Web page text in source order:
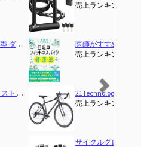
転車・フィットネスバイク健康法
ラック 700×28c シマノ14段変速ギヤ ドロップハンドル 補助ブレーキ搭載 前後キャリパーブレーキ
ッシュ通気性/3D立体/耐磨耗性/滑り止め) サイクリンググローブ ロードバイク 伸縮性 メンズ レディース 男女兼用 (ブラック, L)